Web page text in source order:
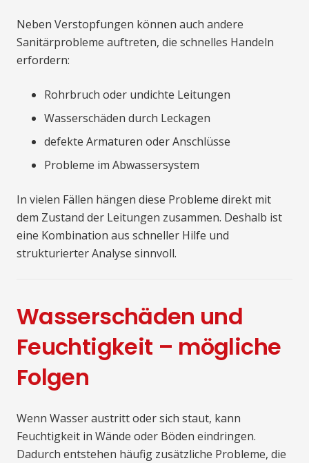
Neben Verstopfungen können auch andere
Sanitärprobleme auftreten, die schnelles Handeln
erfordern:
Rohrbruch oder undichte Leitungen
Wasserschäden durch Leckagen
defekte Armaturen oder Anschlüsse
Probleme im Abwassersystem
In vielen Fällen hängen diese Probleme direkt mit
dem Zustand der Leitungen zusammen. Deshalb ist
eine Kombination aus schneller Hilfe und
strukturierter Analyse sinnvoll.
Wasserschäden und
Feuchtigkeit – mögliche
Folgen
Wenn Wasser austritt oder sich staut, kann
Feuchtigkeit in Wände oder Böden eindringen.
Dadurch entstehen häufig zusätzliche Probleme, die